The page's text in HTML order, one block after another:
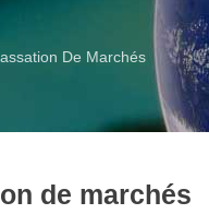
De Marchés
de marchés